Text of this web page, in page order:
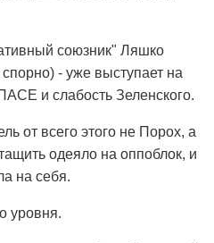
союзник" Ляшко
- уже выступает на
и слабость Зеленского.
от всего этого не Порох, а
одеяло на оппоблок, и
на себя.
уровня.